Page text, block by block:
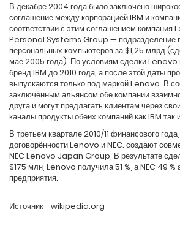
В декабре 2004 года было заключёно
соглашение между корпорацией IBM и
соответствии с этим соглашением компания
Personal Systems Group — подразделение
персональных компьютеров за $1,25 млрд
мае 2005 года). По условиям сделки Lenovo
бренд IBM до 2010 года, а после этой даты
выпускаются только под маркой Lenovo. В
заключённым альянсом обе компании
друга и могут предлагать клиентам через
каналы продукты обеих компаний как IBM
В третьем квартале 2010/11 финансового
договорённости Lenovo и NEC. создают
NEC Lenovo Japan Group, В результате
$175 млн, Lenovo получила 51 %, а NEC 49 %
предприятия.
Источник - wikipedia.org